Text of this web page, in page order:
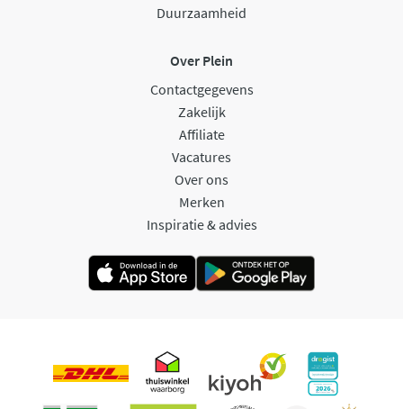
Duurzaamheid
Over Plein
Contactgegevens
Zakelijk
Affiliate
Vacatures
Over ons
Merken
Inspiratie & advies